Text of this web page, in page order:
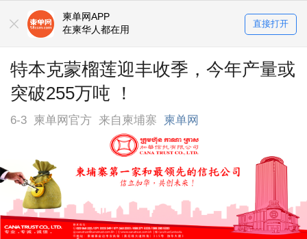
柬单网APP
在柬华人都在用
直接打开
特本克蒙榴莲迎丰收季，今年产量或
突破255万吨 ！
6-3 柬单网官方 来自柬埔寨 柬单网